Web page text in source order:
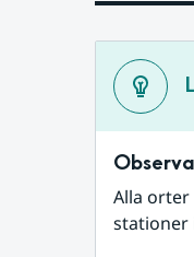
Alla
stationer